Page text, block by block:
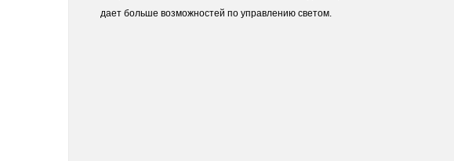
дает больше возможностей по управлению светом.